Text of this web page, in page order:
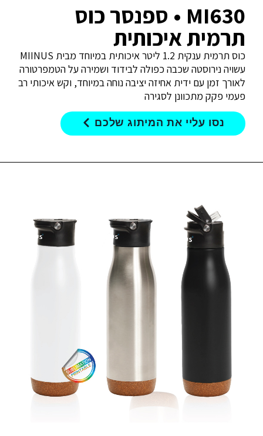
MI630 • ספנסר כוס
תרמית איכותית
כוס תרמית ענקית 1.2 ליטר איכותית במיוחד מבית MIINUS
עשויה נירוסטה שכבה כפולה לבידוד ושמירה על הטמפרטורה
לאורך זמן עם ידית אחיזה יציבה נוחה במיוחד, וקש איכותי רב
פעמי פקק מתכוונן לסגירה
נסו עליי את המיתוג שלכם